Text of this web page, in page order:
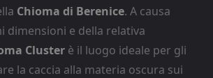
Chioma di Berenice. A causa
dimensioni e della relativa
Cluster è il luogo ideale per gli
la caccia alla materia oscura sui